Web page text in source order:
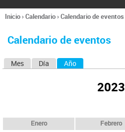
l
Se
usted
Inicio›Calendario›Calendario de eventos
Calendario de eventos
Mes Día Año
2023
Enero Febrero